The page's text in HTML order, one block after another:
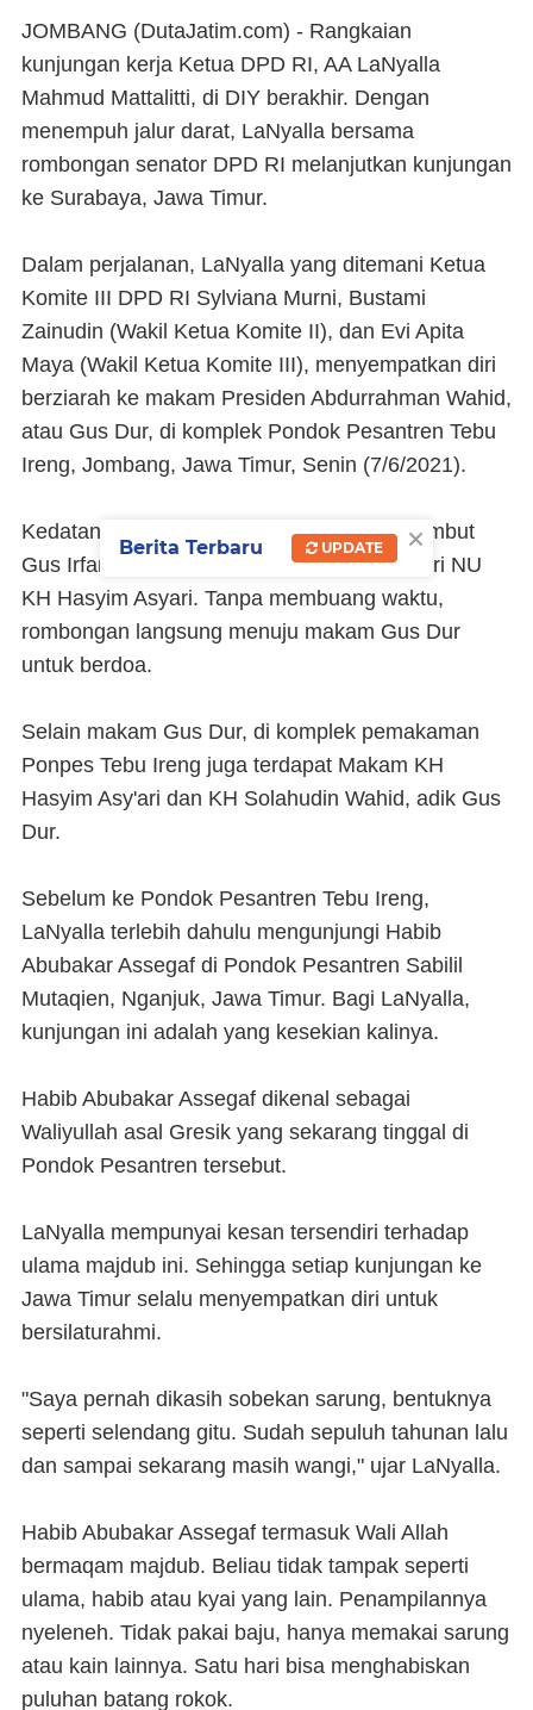
JOMBANG (DutaJatim.com) - Rangkaian
kunjungan kerja Ketua DPD RI, AA LaNyalla
Mahmud Mattalitti, di DIY berakhir. Dengan
menempuh jalur darat, LaNyalla bersama
rombongan senator DPD RI melanjutkan kunjungan
ke Surabaya, Jawa Timur.
Dalam perjalanan, LaNyalla yang ditemani Ketua
Komite III DPD RI Sylviana Murni, Bustami
Zainudin (Wakil Ketua Komite II), dan Evi Apita
Maya (Wakil Ketua Komite III), menyempatkan diri
berziarah ke makam Presiden Abdurrahman Wahid,
atau Gus Dur, di komplek Pondok Pesantren Tebu
Ireng, Jombang, Jawa Timur, Senin (7/6/2021).
Kedatangan LaNyalla dan rombongan disambut
Gus Irfan Yusuf, yang juga keturunan pendiri NU
KH Hasyim Asyari. Tanpa membuang waktu,
rombongan langsung menuju makam Gus Dur
untuk berdoa.
Selain makam Gus Dur, di komplek pemakaman
Ponpes Tebu Ireng juga terdapat Makam KH
Hasyim Asy'ari dan KH Solahudin Wahid, adik Gus
Dur.
Sebelum ke Pondok Pesantren Tebu Ireng,
LaNyalla terlebih dahulu mengunjungi Habib
Abubakar Assegaf di Pondok Pesantren Sabilil
Mutaqien, Nganjuk, Jawa Timur. Bagi LaNyalla,
kunjungan ini adalah yang kesekian kalinya.
Habib Abubakar Assegaf dikenal sebagai
Waliyullah asal Gresik yang sekarang tinggal di
Pondok Pesantren tersebut.
LaNyalla mempunyai kesan tersendiri terhadap
ulama majdub ini. Sehingga setiap kunjungan ke
Jawa Timur selalu menyempatkan diri untuk
bersilaturahmi.
"Saya pernah dikasih sobekan sarung, bentuknya
seperti selendang gitu. Sudah sepuluh tahunan lalu
dan sampai sekarang masih wangi," ujar LaNyalla.
Habib Abubakar Assegaf termasuk Wali Allah
bermaqam majdub. Beliau tidak tampak seperti
ulama, habib atau kyai yang lain. Penampilannya
nyeleneh. Tidak pakai baju, hanya memakai sarung
atau kain lainnya. Satu hari bisa menghabiskan
puluhan batang rokok.
×
Berita Terbaru UPDATE